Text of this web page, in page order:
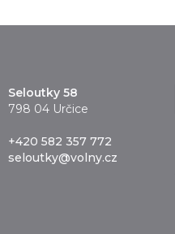
Seloutky 58
798 04 Určice
+420 582 357 772
seloutky@volny.cz